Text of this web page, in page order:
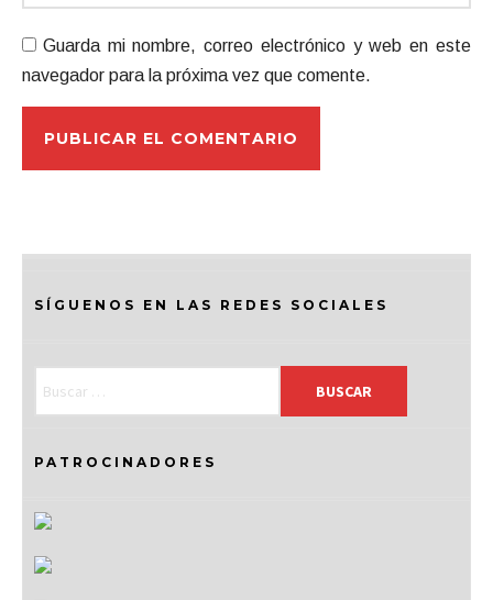
Guarda mi nombre, correo electrónico y web en este
navegador para la próxima vez que comente.
SÍGUENOS EN LAS REDES SOCIALES
PATROCINADORES